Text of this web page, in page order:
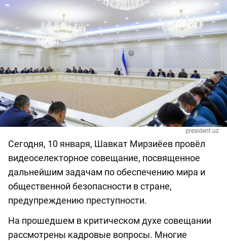
president.uz
Сегодня, 10 января, Шавкат Мирзиёев провёл
видеоселекторное совещание, посвященное
дальнейшим задачам по обеспечению мира и
общественной безопасности в стране,
предупреждению преступности.
На прошедшем в критическом духе совещании
рассмотрены кадровые вопросы. Многие